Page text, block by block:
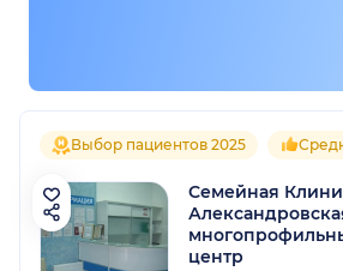
Выбор пациентов 2025
Семейная
центр